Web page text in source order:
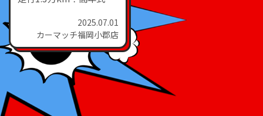
2025.07.01
カーマッチ福岡小郡店